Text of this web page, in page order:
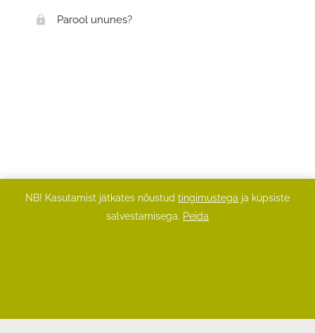
Parool ununes?
NB! Kasutamist jätkates nõustud tingimustega ja küpsiste
salvestamisega. Peida